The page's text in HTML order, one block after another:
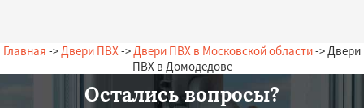
Главная -> Двери ПВХ -> Двери ПВХ в Московской области-> Двери
ПВХ в Домодедове
Остались вопросы?